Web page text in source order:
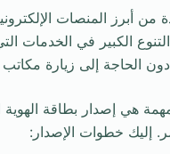
من أبرز المنصات
الكبير في الخدمات
الحاجة إلى زيارة مكاتب
هي إصدار بطاقة الهوية
إليك خطوات الإصدار: